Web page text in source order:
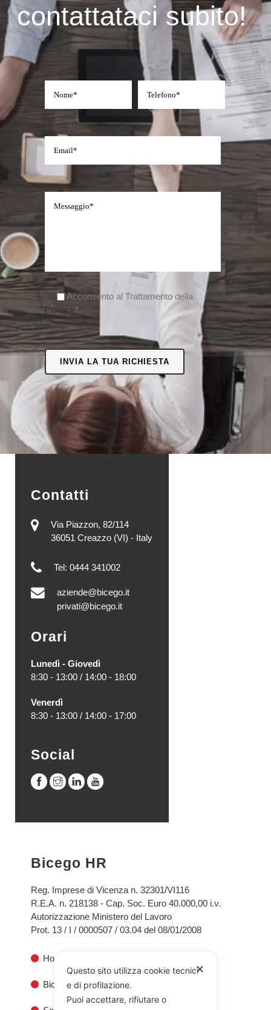
contattataci subito!
Acconsento al Trattamento della
Privacy*
Contatti
Via Piazzon, 82/114
36051 Creazzo (VI) - Italy
Tel: 0444 341002
aziende@bicego.it
privati@bicego.it
Orari
Lunedì - Giovedì
8:30 - 13:00 / 14:00 - 18:00
Venerdì
8:30 - 13:00 / 14:00 - 17:00
Social
Bicego HR
Reg. Imprese di Vicenza n. 32301/VI116
R.E.A. n. 218138 - Cap. Soc. Euro 40.000,00 i.v.
Autorizzazione Ministero del Lavoro
Prot. 13 / I / 0000507 / 03.04 del 08/01/2008
Home
Bicego HR
✕
Questo sito utilizza cookie tecnici
e di profilazione.
Puoi accettare, rifiutare o